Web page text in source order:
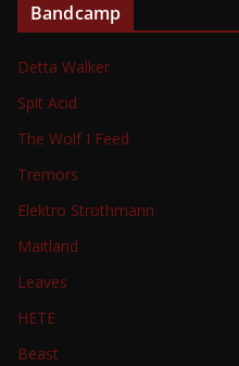
Bandcamp
Detta Walker
Spit Acid
The Wolf I Feed
Tremors
Elektro Strothmann
Maitland
Leaves
HETE
Beast